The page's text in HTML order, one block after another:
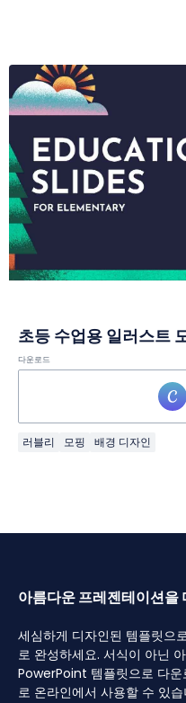
초등 수업용 일러스트
다운로드
러블리 모핑 배경 디자인
아름다운 프레젠테이션을
세심하게 디자인된 템플릿으
로 완성하세요. 서식이 아닌
PowerPoint 템플릿으로 다
로 온라인에서 사용할 수 있